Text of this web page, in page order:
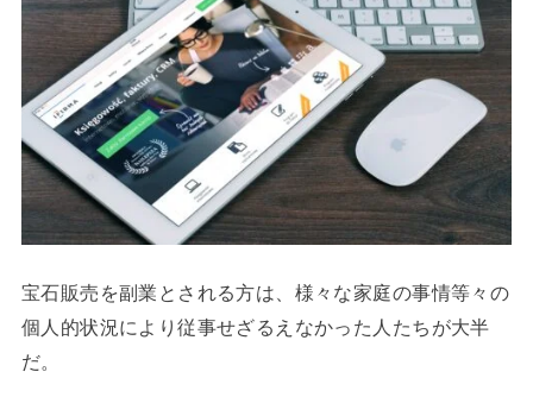
宝石販売を副業とされる方は、様々な家庭の事情等々の
個人的状況により従事せざるえなかった人たちが大半
だ。